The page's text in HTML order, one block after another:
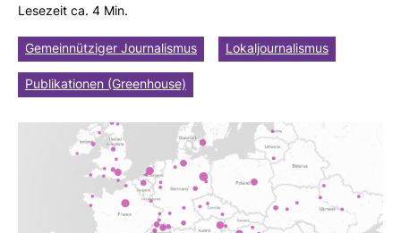
Lese­zeit ca. 4 Min.
Gemeinnütziger Journalismus Lokaljournalismus
Publikationen (Greenhouse)